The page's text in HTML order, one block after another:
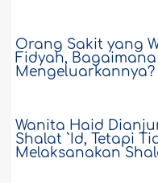
Orang Sakit yang
Fidyah,
Mengeluarkannya?
Wanita Haid
Shalat `Id, Tetapi
Melaksanakan